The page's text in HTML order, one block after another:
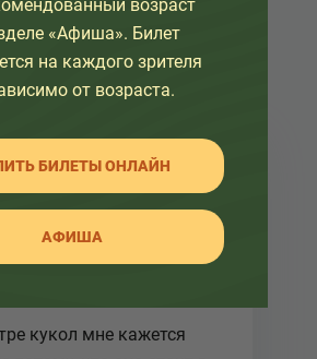
было землей
кукол мне кажется
возраст
«Афиша». Билет
на каждого зрителя
от возраста.
БИЛЕТЫ ОНЛАЙН
АФИША